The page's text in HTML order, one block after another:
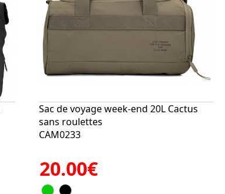
Sac de voyage week-end 20L Cactus
sans roulettes
CAM0233
20.00€